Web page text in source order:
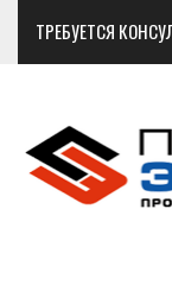
ТРЕБУЕТСЯ